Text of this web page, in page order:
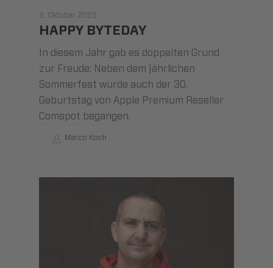
2. Oktober 2025
HAPPY BYTEDAY
In diesem Jahr gab es doppelten Grund
zur Freude: Neben dem jährlichen
Sommerfest wurde auch der 30.
Geburtstag von Apple Premium Reseller
Comspot begangen.
Marco Koch